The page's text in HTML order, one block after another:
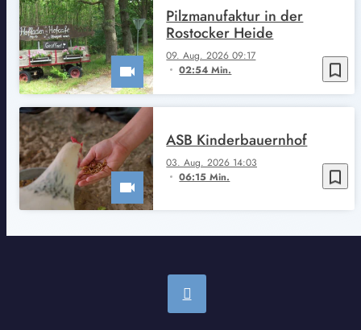
bookmark_border
09. Aug. 2026 09:17
02:54 Min.
Pilzmanufaktur in der
Rostocker Heide
bookmark_border
03. Aug. 2026 14:03
06:15 Min.
ASB Kinderbauernhof